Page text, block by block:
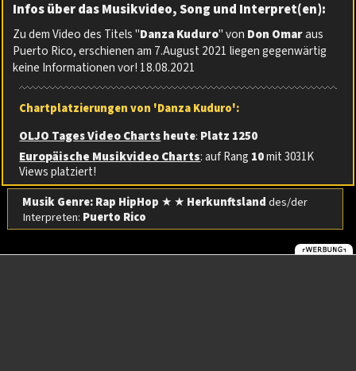
Infos über das Musikvideo, Song und Interpret(en):
Zu dem Video des Titels "Danza Kuduro" von Don Omaraus
Puerto Rico, erschienen am 7.August 2021 liegen gegenwärtig
keine Informationen vor! 18.08.2021
Chartplatzierungen von 'Danza Kuduro':
OLJO Tages Video Chartsheute: Platz 1250
Europäische Musikvideo Charts: auf Rang 10mit 3031K
Views platziert!
Musik Genre: Rap HipHop ★ ★ Herkunftslanddes/der
Interpreten: Puerto Rico